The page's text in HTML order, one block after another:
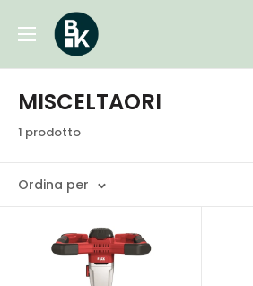
contenuto
BKgarden.ch
MISCELTAORI
1 prodotto
Ordina per